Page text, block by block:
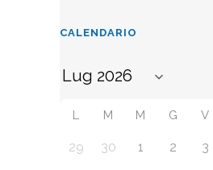
CALENDARIO
L M M G V
29 30 1 2 3